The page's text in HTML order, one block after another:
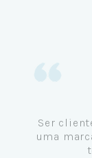
Me